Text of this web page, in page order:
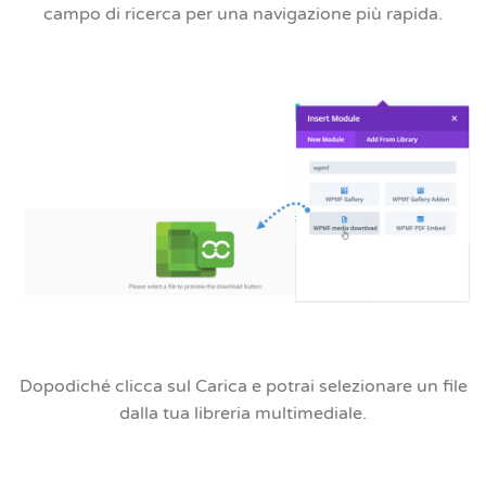
campo di ricerca per una navigazione più rapida.
Dopodiché clicca sul Carica e potrai selezionare un file
dalla tua libreria multimediale.